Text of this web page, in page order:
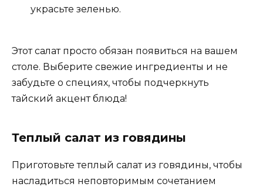
украсьте зеленью.
Этот салат просто обязан появиться на вашем
столе. Выберите свежие ингредиенты и не
забудьте о специях, чтобы подчеркнуть
тайский акцент блюда!
Теплый салат из говядины
Приготовьте теплый салат из говядины, чтобы
насладиться неповторимым сочетанием